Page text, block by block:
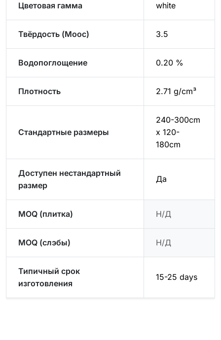
Цветовая гамма white
Твёрдость (Моос) 3.5
Водопоглощение 0.20 %
Плотность 2.71 g/cm³
Стандартные размеры
240-300cm
x 120-
180cm
Доступен нестандартный
размер
Да
MOQ (плитка) Н/Д
MOQ (слэбы) Н/Д
Типичный срок
изготовления
15-25 days